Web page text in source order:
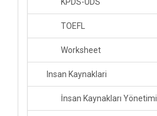
TOEFL
Worksheet
Insan Kaynaklari
İnsan Kaynakları Yönetimi